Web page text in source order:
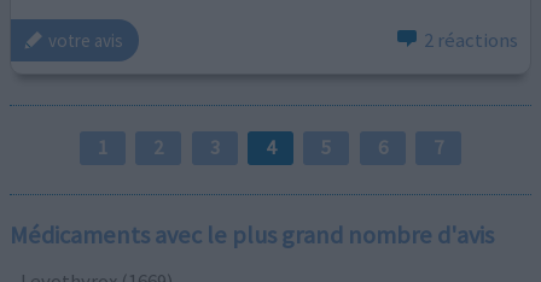
votre avis 2 réactions
1 2 3 4 5 6 7
Médicaments avec le plus grand nombre d'avis